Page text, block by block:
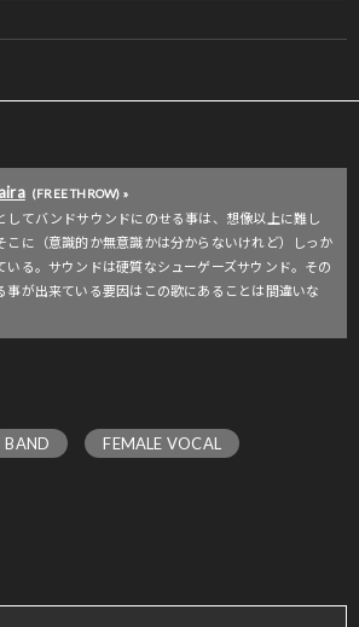
(FREE THROW) »
してバンドサウンドにのせる事は、想像以上に難し
こに（意識的か無意識かは分からないけれど）しっか
いる。サウンドは硬質なシューゲーズサウンド。その
事が出来ている要因はこの歌にあることは間違いな
BAND FEMALE VOCAL